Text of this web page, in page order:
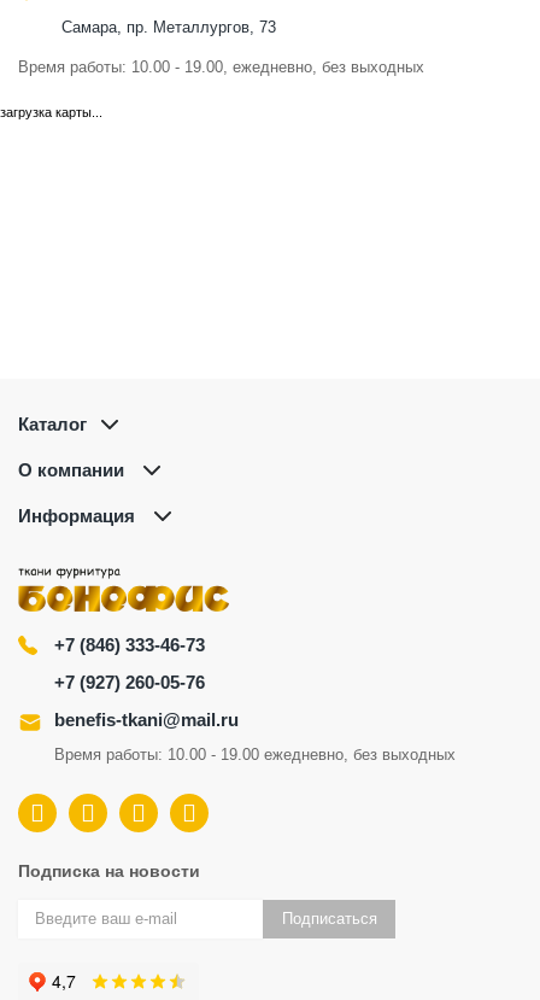
Самара, пр. Металлургов, 73
Время работы: 10.00 - 19.00, ежедневно, без выходных
загрузка карты...
Каталог
О компании
Информация
+7 (846) 333-46-73
+7 (927) 260-05-76
benefis-tkani@mail.ru
Время работы: 10.00 - 19.00 ежедневно, без выходных
Подписка на новости
Подписаться